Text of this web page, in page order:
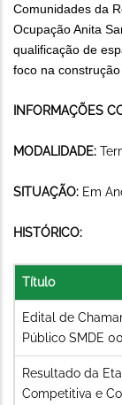
Comunidades da
Ocupação Anita
qualificação de
foco na
INFORMAÇÕES
MODALIDADE:
SITUAÇÃO: Em
HISTÓRICO:
Título
Edital de
Público SMDE
Resultado da
Competitiva e